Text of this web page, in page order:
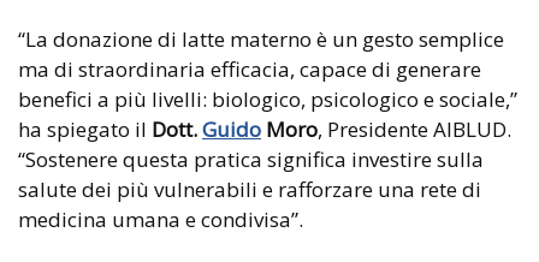
“La donazione di latte materno è un gesto semplice
ma di straordinaria efficacia, capace di generare
benefici a più livelli: biologico, psicologico e sociale,”
ha spiegato il Dott.Guido Moro, Presidente AIBLUD.
“Sostenere questa pratica significa investire sulla
salute dei più vulnerabili e rafforzare una rete di
medicina umana e condivisa”.